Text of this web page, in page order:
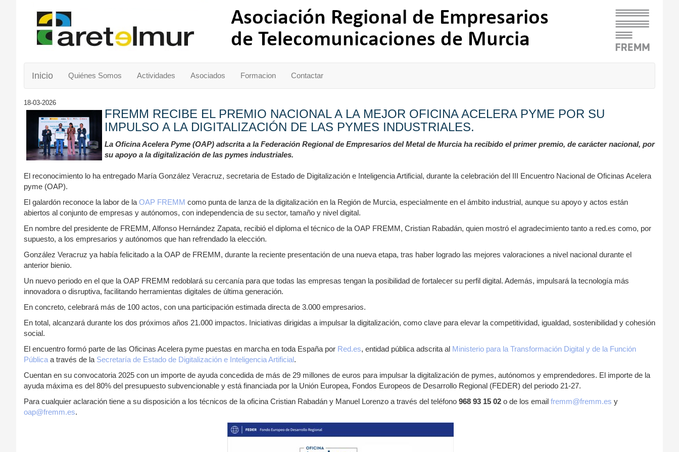
Inicio Quiénes Somos Actividades Asociados Formacion Contactar
18-03-2026
FREMM RECIBE EL PREMIO NACIONAL A LA MEJOR OFICINA ACELERA PYME POR SU
IMPULSO A LA DIGITALIZACIÓN DE LAS PYMES INDUSTRIALES.
La Oficina Acelera Pyme (OAP) adscrita a la Federación Regional de Empresarios del Metal de Murcia ha recibido el primer premio, de carácter nacional, por
su apoyo a la digitalización de las pymes industriales.
El reconocimiento lo ha entregado María González Veracruz, secretaria de Estado de Digitalización e Inteligencia Artificial, durante la celebración del III Encuentro Nacional de Oficinas Acelera
pyme (OAP).
El galardón reconoce la labor de la OAP FREMM como punta de lanza de la digitalización en la Región de Murcia, especialmente en el ámbito industrial, aunque su apoyo y actos están
abiertos al conjunto de empresas y autónomos, con independencia de su sector, tamaño y nivel digital.
En nombre del presidente de FREMM, Alfonso Hernández Zapata, recibió el diploma el técnico de la OAP FREMM, Cristian Rabadán, quien mostró el agradecimiento tanto a red.es como, por
supuesto, a los empresarios y autónomos que han refrendado la elección.
González Veracruz ya había felicitado a la OAP de FREMM, durante la reciente presentación de una nueva etapa, tras haber logrado las mejores valoraciones a nivel nacional durante el
anterior bienio.
Un nuevo periodo en el que la OAP FREMM redoblará su cercanía para que todas las empresas tengan la posibilidad de fortalecer su perfil digital. Además, impulsará la tecnología más
innovadora o disruptiva, facilitando herramientas digitales de última generación.
En concreto, celebrará más de 100 actos, con una participación estimada directa de 3.000 empresarios.
En total, alcanzará durante los dos próximos años 21.000 impactos. Iniciativas dirigidas a impulsar la digitalización, como clave para elevar la competitividad, igualdad, sostenibilidad y cohesión
social.
El encuentro formó parte de las Oficinas Acelera pyme puestas en marcha en toda España por Red.es, entidad pública adscrita al Ministerio para la Transformación Digital y de la Función
Pública a través de la Secretaría de Estado de Digitalización e Inteligencia Artificial.
Cuentan en su convocatoria 2025 con un importe de ayuda concedida de más de 29 millones de euros para impulsar la digitalización de pymes, autónomos y emprendedores. El importe de la
ayuda máxima es del 80% del presupuesto subvencionable y está financiada por la Unión Europea, Fondos Europeos de Desarrollo Regional (FEDER) del periodo 21-27.
Para cualquier aclaración tiene a su disposición a los técnicos de la oficina Cristian Rabadán y Manuel Lorenzo a través del teléfono 968 93 15 02 o de los email fremm@fremm.es y
oap@fremm.es.